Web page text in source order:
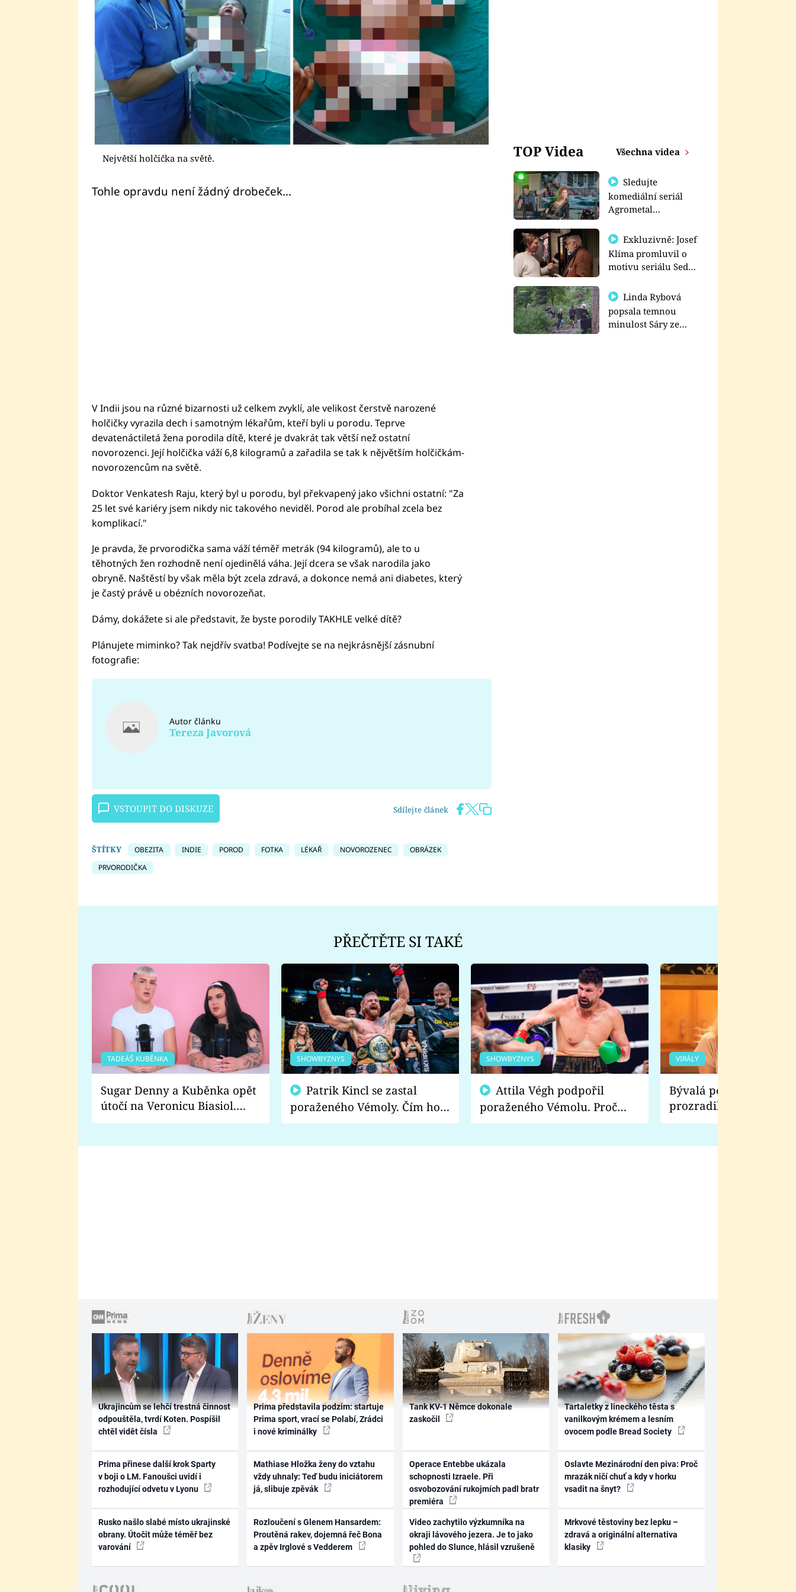
Největší holčička na světě.
Tohle opravdu není žádný drobeček...
V Indii jsou na různé bizarnosti už celkem zvyklí, ale velikost čerstvě narozené
holčičky vyrazila dech i samotným lékařům, kteří byli u porodu. Teprve
devatenáctiletá žena porodila dítě, které je dvakrát tak větší než ostatní
novorozenci. Její holčička váží 6,8 kilogramů a zařadila se tak k nějvětším holčičkám-
novorozencům na světě.
Doktor Venkatesh Raju, který byl u porodu, byl překvapený jako všichni ostatní: "Za
25 let své kariéry jsem nikdy nic takového neviděl. Porod ale probíhal zcela bez
komplikací."
Je pravda, že prvorodička sama váží téměř metrák (94 kilogramů), ale to u
těhotných žen rozhodně není ojedinělá váha. Její dcera se však narodila jako
obryně. Naštěstí by však měla být zcela zdravá, a dokonce nemá ani diabetes, který
je častý právě u obézních novorozeňat.
Dámy, dokážete si ale představit, že byste porodily TAKHLE velké dítě?
Plánujete miminko? Tak nejdřív svatba! Podívejte se na nejkrásnější zásnubní
fotografie:
Autor článku
Tereza Javorová
VSTOUPIT DO DISKUZE Sdílejte článek
ŠTÍTKY OBEZITA INDIE POROD FOTKA LÉKAŘ NOVOROZENEC
OBRÁZEK
PRVORODIČKA
TOP Videa Všechna videa
Sledujte
komediální seriál
Agrometal
prima+
Exkluzivně: Josef
Klíma promluvil o
motivu seriálu Sedm
Linda Rybová
popsala temnou
minulost Sáry ze
PŘEČTĚTE SI TAKÉ
TADEÁŠ KUBĚNKA
Sugar Denny a Kuběnka opět
útočí na Veronicu Biasiol.
Proč je podle nich falešná a
SHOWBYZNYS
poraženého Vémoly. Čím ho
fanoušci naštvali?
SHOWBYZNYS
poraženého Vémolu. Proč
chce raději zápasit s ním než
VIRÁLY
Bývalá pornoherečka
prozradila, co ji
natáčení Euforie.
Ukrajincům se lehčí trestná činnost
odpouštěla, tvrdí Koten. Pospíšil
chtěl vidět čísla
Prima přinese další krok Sparty
v boji o LM. Fanoušci uvidí i
rozhodující odvetu v Lyonu
Rusko našlo slabé místo ukrajinské
obrany. Útočit může téměř bez
varování
Prima představila podzim: startuje
Prima sport, vrací se Polabí, Zrádci
i nové kriminálky
Mathiase Hložka ženy do vztahu
vždy uhnaly: Teď budu iniciátorem
já, slibuje zpěvák
Rozloučení s Glenem Hansardem:
Proutěná rakev, dojemná řeč Bona
a zpěv Irglové s Vedderem
Tank KV-1 Němce dokonale
zaskočil
Operace Entebbe ukázala
schopnosti Izraele. Při
osvobozování rukojmích padl bratr
premiéra
Video zachytilo výzkumníka na
okraji lávového jezera. Je to jako
pohled do Slunce, hlásil vzrušeně
Tartaletky z lineckého těsta s
vanilkovým krémem a lesním
ovocem podle Bread Society
Oslavte Mezinárodní den piva: Proč
mrazák ničí chuť a kdy v horku
vsadit na šnyt?
Mrkvové těstoviny bez lepku –
zdravá a originální alternativa
klasiky